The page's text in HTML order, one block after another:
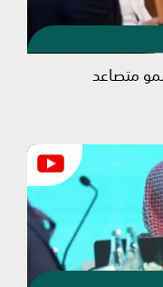
متصاعد